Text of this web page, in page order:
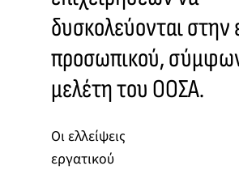
δυσκολεύονται στην
προσωπικού,
μελέτη του ΟΟΣΑ.
Οι ελλείψεις
εργατικού